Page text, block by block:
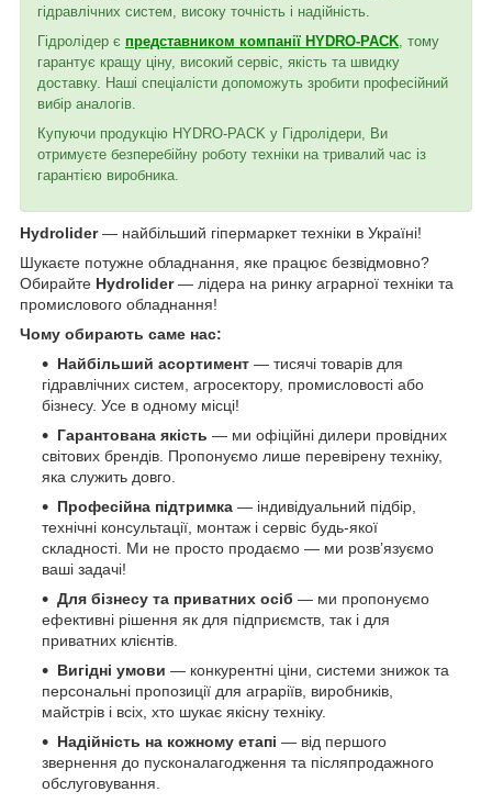
гідравлічних систем, високу точність і надійність.
Гідролідер є представником компанії HYDRO-PACK , тому
гарантує кращу ціну, високий сервіс, якість та швидку
доставку. Наші спеціалісти допоможуть зробити професійний
вибір аналогів.
Купуючи продукцію HYDRO-PACK у Гідролідери, Ви
отримуєте безперебійну роботу техніки на тривалий час із
гарантією виробника.
Hydrolider— найбільший гіпермаркет техніки в Україні!
Шукаєте потужне обладнання, яке працює безвідмовно?
Обирайте Hydrolider— лідера на ринку аграрної техніки та
промислового обладнання!
Чому обирають саме нас:
Найбільший асортимент — тисячі товарів для
гідравлічних систем, агросектору, промисловості або
бізнесу. Усе в одному місці!
Гарантована якість — ми офіційні дилери провідних
світових брендів. Пропонуємо лише перевірену техніку,
яка служить довго.
Професійна підтримка — індивідуальний підбір,
технічні консультації, монтаж і сервіс будь-якої
складності. Ми не просто продаємо — ми розв’язуємо
ваші задачі!
Для бізнесу та приватних осіб — ми пропонуємо
ефективні рішення як для підприємств, так і для
приватних клієнтів.
Вигідні умови — конкурентні ціни, системи знижок та
персональні пропозиції для аграріїв, виробників,
майстрів і всіх, хто шукає якісну техніку.
Надійність на кожному етапі — від першого
звернення до пусконалагодження та післяпродажного
обслуговування.